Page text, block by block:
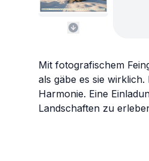
Mit fotografischem
als gäbe es sie
Harmonie. Eine
Landschaften zu